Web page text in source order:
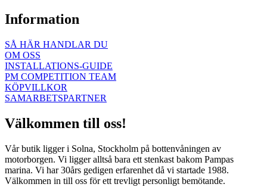
Information
SÅ HÄR HANDLAR DU
OM OSS
INSTALLATIONS-GUIDE
PM COMPETITION TEAM
KÖPVILLKOR
SAMARBETSPARTNER
Välkommen till oss!
Vår butik ligger i Solna, Stockholm på bottenvåningen av
motorborgen. Vi ligger alltså bara ett stenkast bakom Pampas
marina. Vi har 30års gedigen erfarenhet då vi startade 1988.
Välkommen in till oss för ett trevligt personligt bemötande.